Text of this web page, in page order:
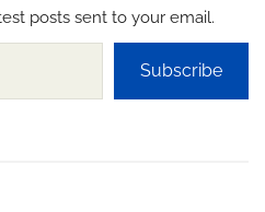
posts sent to your email.
Subscribe